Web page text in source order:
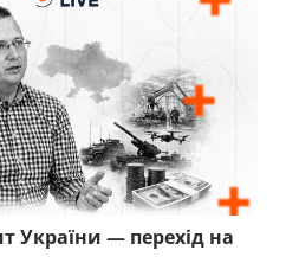
України — перехід на